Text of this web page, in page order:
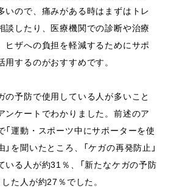
いので、痛みがある時はまずはトレ
談したり、医療機関での診断や治療
ヒザへの負担を軽減するためにサポ
用するのがおすすめです。
の予防で使用している人が多いこと
ンケートでわかりました。前述のア
「運動・スポーツ中にサポーターを使
」を聞いたところ、「ケガの再発防止」
いる人が約31％、「新たなケガの予防
した人が約27％でした。